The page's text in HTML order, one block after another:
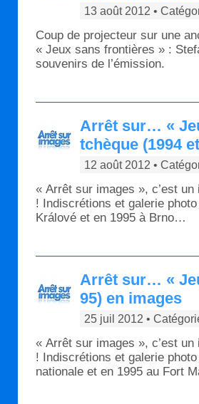
13 août 2012 •
Coup de projecteur sur une
« Jeux sans frontières » :
souvenirs de l’émission.
Arrêt sur… «
tchèque (1994
12 août 2012 •
« Arrêt sur images », c’est
! Indiscrétions et galerie
Králové et en 1995 à Brno…
Arrêt sur… «
95) en images
25 juil 2012 •
« Arrêt sur images », c’est
! Indiscrétions et galerie
nationale et en 1995 au Fort